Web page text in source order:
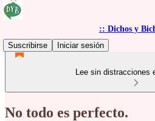
:: Dichos y
Suscribirse
Iniciar sesión
Lee sin distracciones
No todo es perfecto.